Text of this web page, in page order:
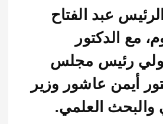
أمينالفتاح
مجلس
عاشور وزير
العلمي.